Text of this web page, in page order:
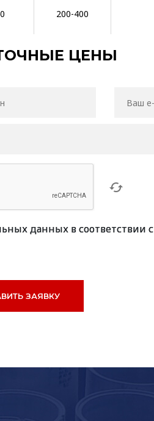
200-400
ЦЕНЫ
данных в соответствии с